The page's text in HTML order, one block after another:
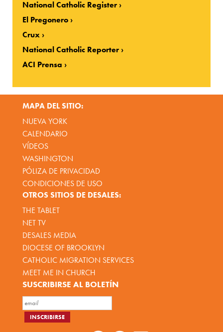
National Catholic Register
El Pregonero
Crux
National Catholic Reporter
ACI Prensa
MAPA DEL SITIO:
NUEVA YORK
CALENDARIO
VÍDEOS
WASHINGTON
PÓLIZA DE PRIVACIDAD
CONDICIONES DE USO
OTROS SITIOS DE DESALES:
THE TABLET
NET TV
DESALES MEDIA
DIOCESE OF BROOKLYN
CATHOLIC MIGRATION SERVICES
MEET ME IN CHURCH
SUSCRIBIRSE AL BOLETÍN